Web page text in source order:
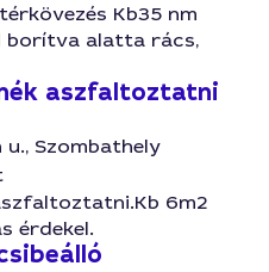
Kb35 nm
borítva alatta rács,
aszfaltoztatni
Szombathely
6m2
érdekel.